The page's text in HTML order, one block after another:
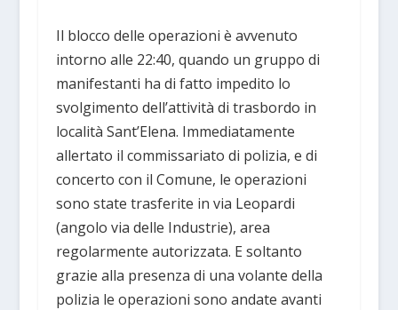
Il blocco delle operazioni è avvenuto
intorno alle 22:40, quando un gruppo di
manifestanti ha di fatto impedito lo
svolgimento dell’attività di trasbordo in
località Sant’Elena. Immediatamente
allertato il commissariato di polizia, e di
concerto con il Comune, le operazioni
sono state trasferite in via Leopardi
(angolo via delle Industrie), area
regolarmente autorizzata. E soltanto
grazie alla presenza di una volante della
polizia le operazioni sono andate avanti